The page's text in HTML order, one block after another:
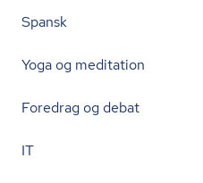
Spansk
Yoga og meditation
Foredrag og debat
IT